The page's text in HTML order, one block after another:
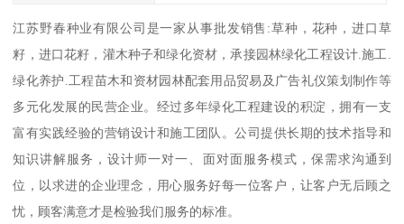
江苏野春种业有限公司是一家从事批发销售:草种，花种，进口草
籽，进口花籽，灌木种子和绿化资材，承接园林绿化工程设计.施工.
绿化养护.工程苗木和资材园林配套用品贸易及广告礼仪策划制作等
多元化发展的民营企业。经过多年绿化工程建设的积淀，拥有一支
富有实践经验的营销设计和施工团队。公司提供长期的技术指导和
知识讲解服务，设计师一对一、面对面服务模式，保需求沟通到
位，以求进的企业理念，用心服务好每一位客户，让客户无后顾之
忧，顾客满意才是检验我们服务的标准。